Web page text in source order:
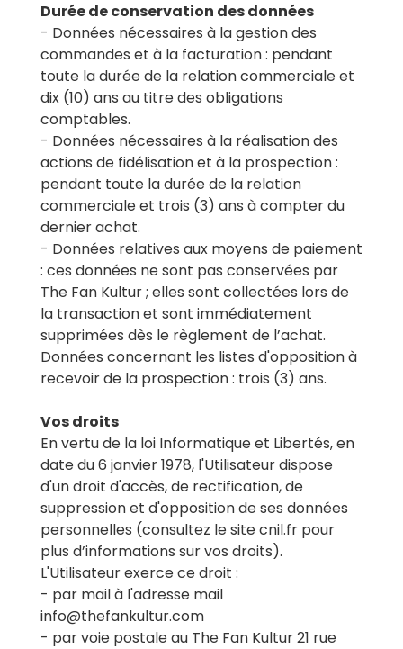
Durée de conservation des données
- Données nécessaires à la gestion des
commandes et à la facturation : pendant
toute la durée de la relation commerciale et
dix (10) ans au titre des obligations
comptables.
- Données nécessaires à la réalisation des
actions de fidélisation et à la prospection :
pendant toute la durée de la relation
commerciale et trois (3) ans à compter du
dernier achat.
- Données relatives aux moyens de paiement
: ces données ne sont pas conservées par
The Fan Kultur ; elles sont collectées lors de
la transaction et sont immédiatement
supprimées dès le règlement de l’achat.
Données concernant les listes d'opposition à
recevoir de la prospection : trois (3) ans.
Vos droits
En vertu de la loi Informatique et Libertés, en
date du 6 janvier 1978, l'Utilisateur dispose
d'un droit d'accès, de rectification, de
suppression et d'opposition de ses données
personnelles (consultez le site cnil.fr pour
plus d’informations sur vos droits).
L'Utilisateur exerce ce droit :
- par mail à l'adresse mail
info@thefankultur.com
- par voie postale au The Fan Kultur 21 rue